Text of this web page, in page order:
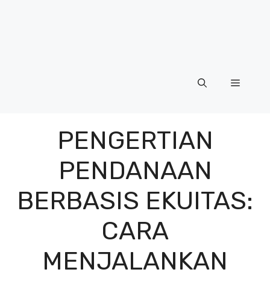
Menu
PENGERTIAN
PENDANAAN
BERBASIS EKUITAS:
CARA
MENJALANKAN